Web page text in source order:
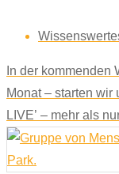
In der kommenden
Monat – starten wir
LIVE’ – mehr als